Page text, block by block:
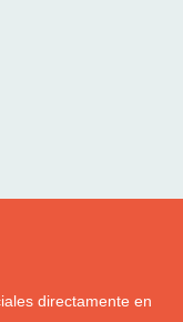
directamente en